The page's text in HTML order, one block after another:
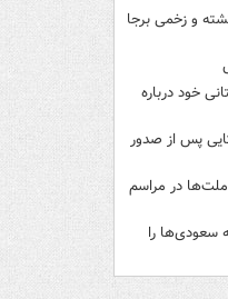
و زخمی برجا
خود درباره
پس از صدور
در مراسم
سعودی‌ها را